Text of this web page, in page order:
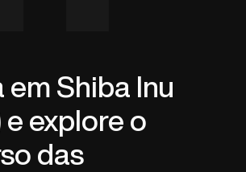
em Shiba Inu
e explore o
das